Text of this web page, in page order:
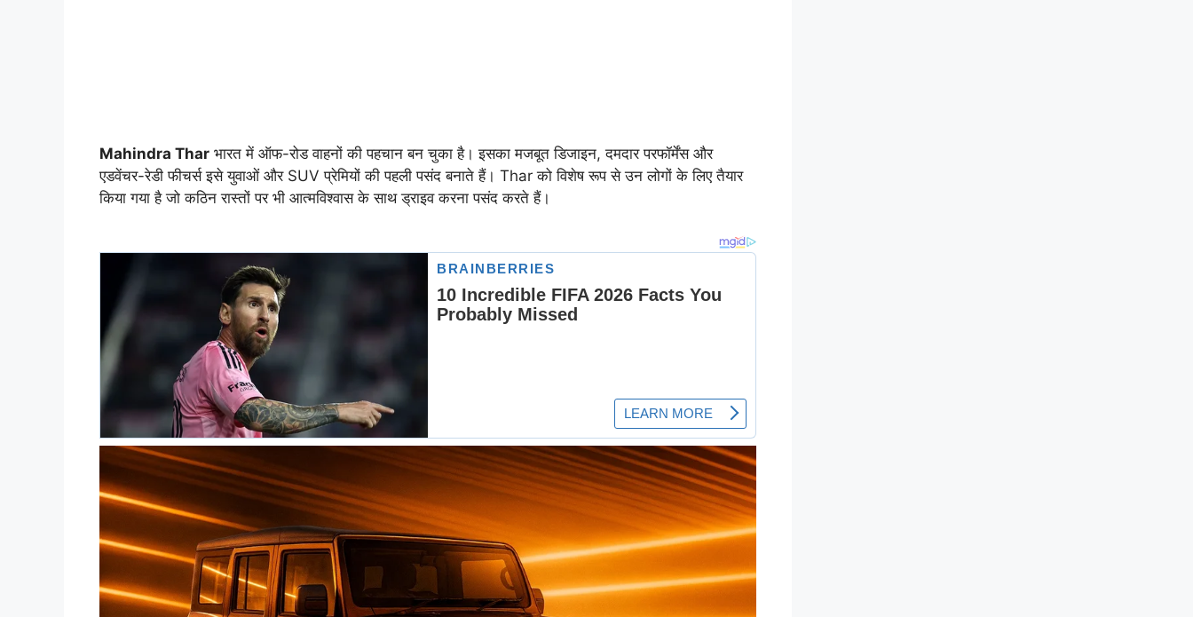
Mahindra Thar भारत में ऑफ-रोड वाहनों की पहचान बन चुका है। इसका मजबूत डिजाइन, दमदार परफॉर्मेंस और
एडवेंचर-रेडी फीचर्स इसे युवाओं और SUV प्रेमियों की पहली पसंद बनाते हैं। Thar को विशेष रूप से उन लोगों के लिए तैयार
किया गया है जो कठिन रास्तों पर भी आत्मविश्वास के साथ ड्राइव करना पसंद करते हैं।